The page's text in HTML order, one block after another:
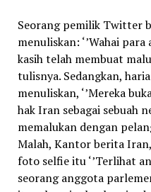
Seorang pemilik Twitter
menuliskan: ‘’Wahai
kasih telah membuat
tulisnya. Sedangkan,
menuliskan, ‘’Mereka
hak Iran sebagai sebuah
memalukan dengan
Malah, Kantor berita
foto selfie itu ‘’Terlihat
seorang anggota